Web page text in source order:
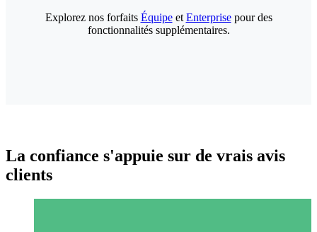
Explorez nos forfaits Équipeet Enterprisepour des
fonctionnalités supplémentaires.
La confiance s'appuie sur de vrais avis
clients